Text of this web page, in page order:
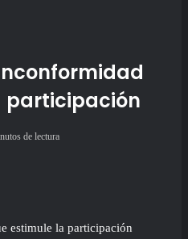
participación
de lectura
estimule la participación